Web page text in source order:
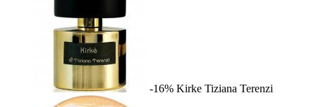
-16% Kirke Tiziana Terenzi